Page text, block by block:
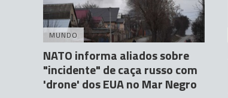
MUNDO
NATO informa aliados sobre
"incidente" de caça russo com
'drone' dos EUA no Mar Negro